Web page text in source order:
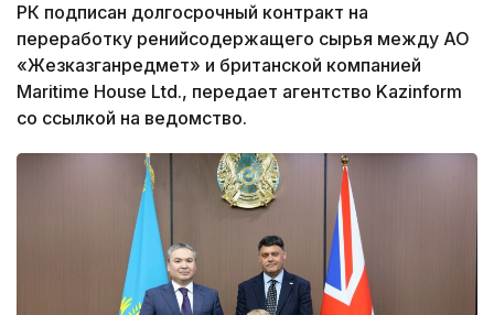
РК подписан долгосрочный контракт на
переработку ренийсодержащего сырья между АО
«Жезказганредмет» и британской компанией
Maritime House Ltd., передает агентство Kazinform
со ссылкой на ведомство.